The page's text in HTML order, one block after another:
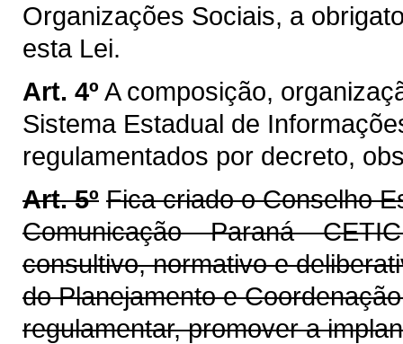
Organizações Sociais, a
esta Lei.
Art. 4º A composição,
Sistema Estadual de
regulamentados por decreto,
Art. 5º Fica criado o Conselho
Comunicação – Paraná –
consultivo, normativo e
do Planejamento e
regulamentar, promover a